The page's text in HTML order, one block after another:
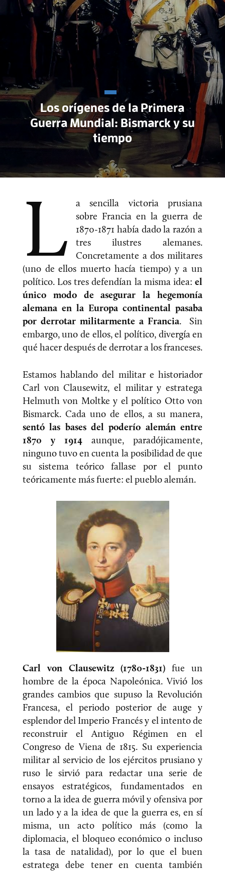
Los orígenes de la Primera
Guerra Mundial: Bismarck y su
tiempo
L
a sencilla victoria prusiana
sobre Francia en la guerra de
1870-1871 había dado la razón a
tres ilustres alemanes.
Concretamente a dos militares
(uno de ellos muerto hacía tiempo) y a un
político. Los tres defendían la misma idea:el
único modo de asegurar la hegemonía
alemana en la Europa continental pasaba
por derrotar militarmente a Francia. Sin
embargo, uno de ellos, el político, divergía en
qué hacer después de derrotar a los franceses.
Estamos hablando del militar e historiador
Carl von Clausewitz, el militar y estratega
Helmuth von Moltke y el político Otto von
Bismarck. Cada uno de ellos, a su manera,
sentó las bases del poderío alemán entre
1870 y 1914 aunque, paradójicamente,
ninguno tuvo en cuenta la posibilidad de que
su sistema teórico fallase por el punto
teóricamente más fuerte: el pueblo alemán.
Carl von Clausewitz (1780-1831) fue un
hombre de la época Napoleónica. Vivió los
grandes cambios que supuso la Revolución
Francesa, el periodo posterior de auge y
esplendor del Imperio Francés y el intento de
reconstruir el Antiguo Régimen en el
Congreso de Viena de 1815. Su experiencia
militar al servicio de los ejércitos prusiano y
ruso le sirvió para redactar una serie de
ensayos estratégicos, fundamentados en
torno a la idea de guerra móvil y ofensiva por
un lado y a la idea de que la guerra es, en sí
misma, un acto político más (como la
diplomacia, el bloqueo económico o incluso
la tasa de natalidad), por lo que el buen
estratega debe tener en cuenta también